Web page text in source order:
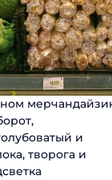
и
творога и
с вами в
с вами в
с вами в